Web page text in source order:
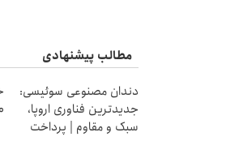
مطالب پیشنهادی
دندان مصنوعی سوئیسی:
جدیدترین فناوری اروپا،
سبک و مقاوم | پرداخت